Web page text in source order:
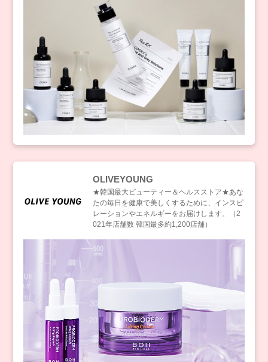
OLIVEYOUNG
★韓国最大ビューティー＆ヘルスストア★あな
たの毎日を健康で美しくするために、インスピ
レーションやエネルギーをお届けします。（2
021年店舗数 韓国最多約1,200店舗）